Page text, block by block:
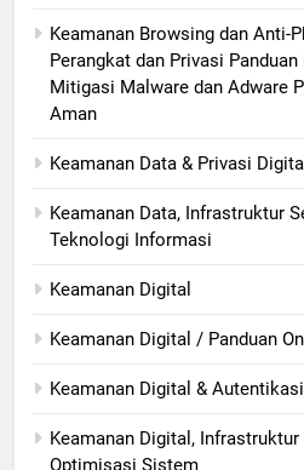
Keamanan Browsing dan Anti-
Perangkat dan Privasi
Mitigasi Malware dan Adware
Aman
Keamanan Data & Privasi Digital
Keamanan Data, Infrastruktur
Teknologi Informasi
Keamanan Digital
Keamanan Digital / Panduan
Keamanan Digital &
Keamanan Digital,
Optimisasi Sistem